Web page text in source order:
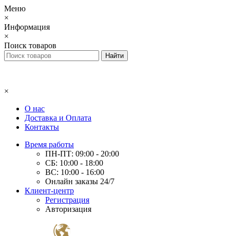
Меню
×
Информация
×
Поиск товаров
×
О нас
Доставка и Оплата
Контакты
Время работы
ПН-ПТ: 09:00 - 20:00
СБ: 10:00 - 18:00
ВС: 10:00 - 16:00
Онлайн заказы 24/7
Клиент-центр
Регистрация
Авторизация